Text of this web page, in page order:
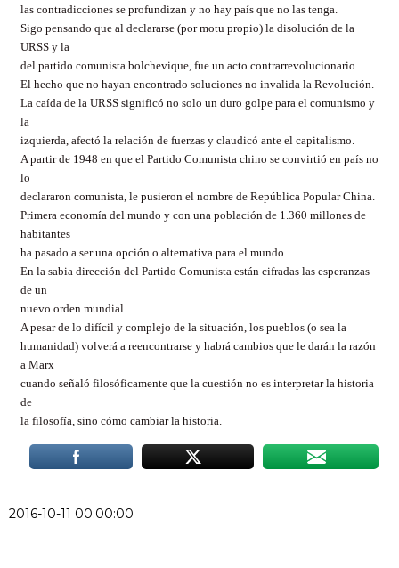
las contradicciones se profundizan y no hay país que no las tenga.
Sigo pensando que al declararse (por motu propio) la disolución de la
URSS y la
del partido comunista bolchevique, fue un acto contrarrevolucionario.
El hecho que no hayan encontrado soluciones no invalida la Revolución.
La caída de la URSS significó no solo un duro golpe para el comunismo y
la
izquierda, afectó la relación de fuerzas y claudicó ante el capitalismo.
A partir de 1948 en que el Partido Comunista chino se convirtió en país no
lo
declararon comunista, le pusieron el nombre de República Popular China.
Primera economía del mundo y con una población de 1.360 millones de
habitantes
ha pasado a ser una opción o alternativa para el mundo.
En la sabia dirección del Partido Comunista están cifradas las esperanzas
de un
nuevo orden mundial.
A pesar de lo difícil y complejo de la situación, los pueblos (o sea la
humanidad) volverá a reencontrarse y habrá cambios que le darán la razón
a Marx
cuando señaló filosóficamente que la cuestión no es interpretar la historia
de
la filosofía, sino cómo cambiar la historia.
2016-10-11 00:00:00